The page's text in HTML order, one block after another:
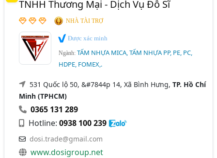
TNHH Thương Mại - Dịch Vụ Đỗ Sĩ
NHÀ TÀI TRỢ
Được xác minh
Ngành:TẤM NHỰA MICA, TẤM NHỰA PP, PE, PC,
HDPE, FOMEX,.
531 Quốc lộ 50, &#7844p 14, Xã Bình Hưng,TP. Hồ Chí
Minh (TPHCM)
0365 131 289
Hotline:0938 100 239
dosi.trade@gmail.com
www.dosigroup.net